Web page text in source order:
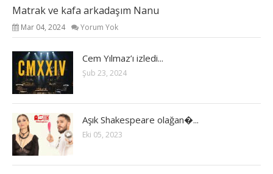
Matrak ve kafa arkadaşım Nanu
Mar 04, 2024 Yorum Yok
Cem Yılmaz’ı izledi...
Şub 23, 2024
Aşık Shakespeare olağan�...
Eki 05, 2023